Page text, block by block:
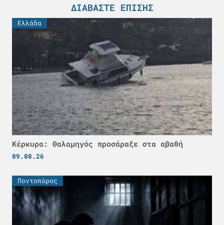
ΔΙΑΒΆΣΤΕ ΕΠΊΣΗΣ
Ελλάδα
Κέρκυρα: Θαλαμηγός προσάραξε στα αβαθή
09.08.26
Ποντοπόρος